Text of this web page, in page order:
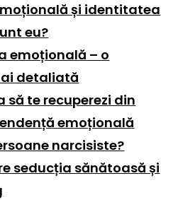
și identitatea
eu?
emoțională – o
detaliată
să te recuperezi din
emoțională
narcisiste?
seducția sănătoasă și